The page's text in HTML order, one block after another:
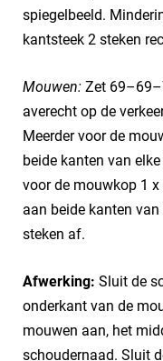
spiegelbeeld.
kantsteek 2 steken
Mouwen: Zet
averecht op de
Meerder voor de
beide kanten van
voor de mouwkop 1 x
aan beide kanten
steken af.
Afwerking: Sluit de
onderkant van de
mouwen aan, het
schoudernaad. Sluit